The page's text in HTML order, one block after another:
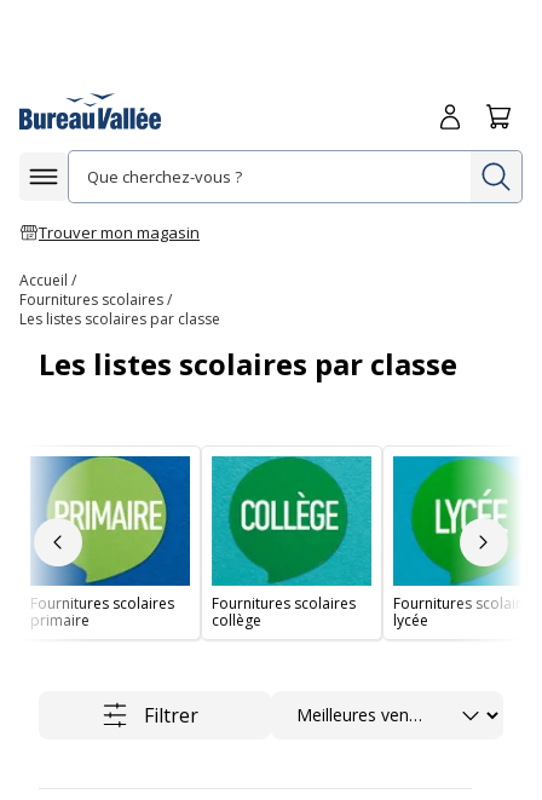
Afficher la navigation
Trouver mon magasin
Me
Accueil
Fournitures scolaires
Les listes scolaires par classe
Les listes scolaires par classe
Slide précédent Slide
Fournitures scolaires
primaire
Fournitures scolaires
collège
Fournitures scolaires
lycée
Filtrer Trier